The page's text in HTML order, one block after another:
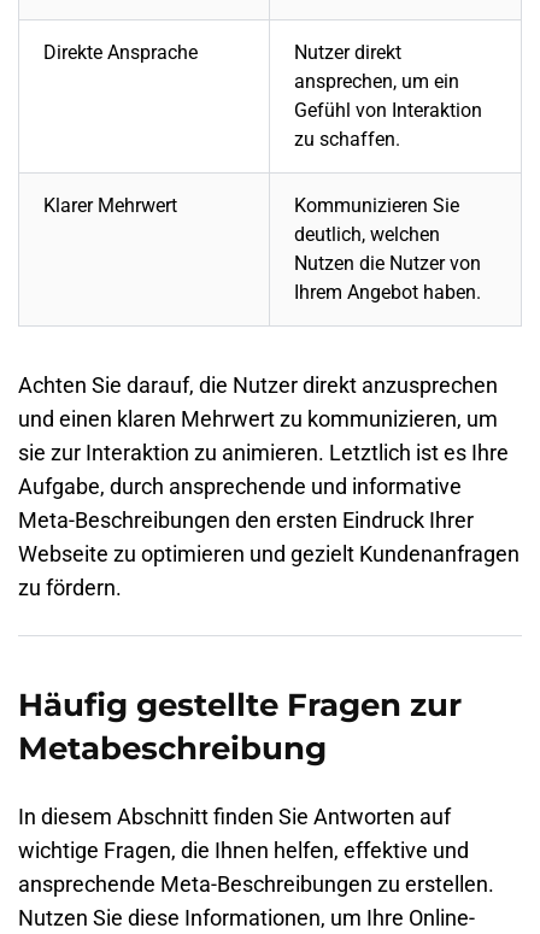
Direkte Ansprache
Nutzer direkt
ansprechen, um ein
Gefühl von Interaktion
zu schaffen.
Klarer Mehrwert
Kommunizieren Sie
deutlich, welchen
Nutzen die Nutzer von
Ihrem Angebot haben.
Achten Sie darauf, die Nutzer direkt anzusprechen
und einen klaren Mehrwert zu kommunizieren, um
sie zur Interaktion zu animieren. Letztlich ist es Ihre
Aufgabe, durch ansprechende und informative
Meta-Beschreibungen den ersten Eindruck Ihrer
Webseite zu optimieren und gezielt Kundenanfragen
zu fördern.
Häufig gestellte Fragen zur
Metabeschreibung
In diesem Abschnitt finden Sie Antworten auf
wichtige Fragen, die Ihnen helfen, effektive und
ansprechende Meta-Beschreibungen zu erstellen.
Nutzen Sie diese Informationen, um Ihre Online-